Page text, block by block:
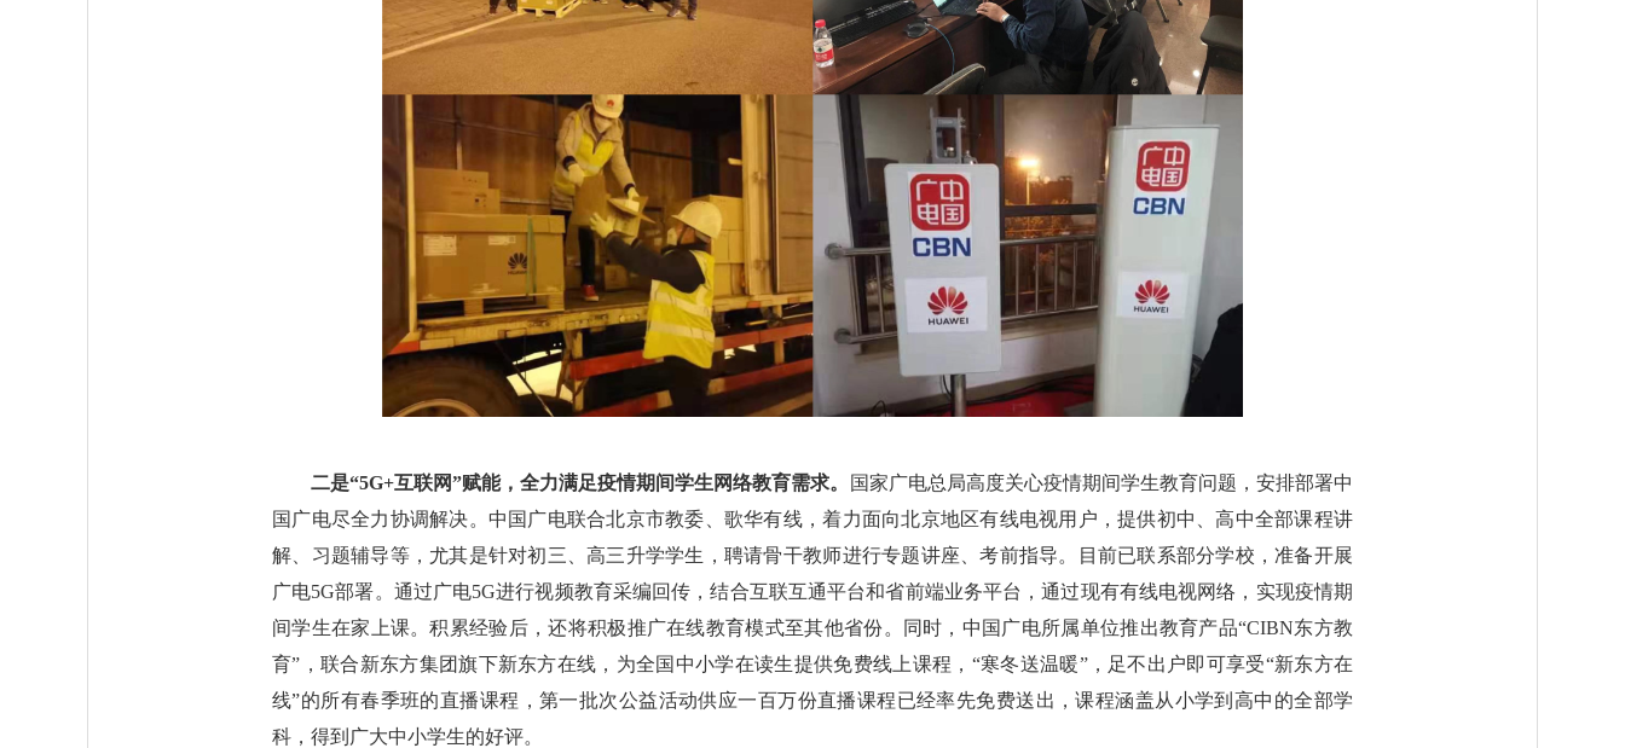
二是“5G+互联网”赋能，全力满足疫情期间学生网络教育需求。
国家广电总局高度关心疫情期间学生教育问题，安排部署中
国广电尽全力协调解决。中国广电联合北京市教委、歌华有线，着力面向北京地区有线电视用户，提供初中、高中全部课程讲
解、习题辅导等，尤其是针对初三、高三升学学生，聘请骨干教师进行专题讲座、考前指导。目前已联系部分学校，准备开展
广电5G部署。通过广电5G进行视频教育采编回传，结合互联互通平台和省前端业务平台，通过现有有线电视网络，实现疫情期
间学生在家上课。积累经验后，还将积极推广在线教育模式至其他省份。同时，中国广电所属单位推出教育产品“CIBN东方教
育”，联合新东方集团旗下新东方在线，为全国中小学在读生提供免费线上课程，“寒冬送温暖”，足不出户即可享受“新东方在
线”的所有春季班的直播课程，第一批次公益活动供应一百万份直播课程已经率先免费送出，课程涵盖从小学到高中的全部学
科，得到广大中小学生的好评。